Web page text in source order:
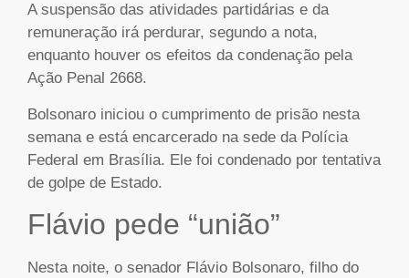
A suspensão das atividades partidárias e da
remuneração irá perdurar, segundo a nota,
enquanto houver os efeitos da condenação pela
Ação Penal 2668.
Bolsonaro iniciou o cumprimento de prisão nesta
semana e está encarcerado na sede da Polícia
Federal em Brasília. Ele foi condenado por tentativa
de golpe de Estado.
Flávio pede “união”
Nesta noite, o senador Flávio Bolsonaro, filho do